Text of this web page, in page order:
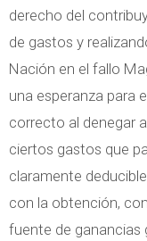
b
l
e
s
n
o
e
s
derecho del
de gastos y
Nación en el fallo
una esperanza para
correcto al denegar
ciertos gastos que
claramente
con la obtención,
fuente de ganancias